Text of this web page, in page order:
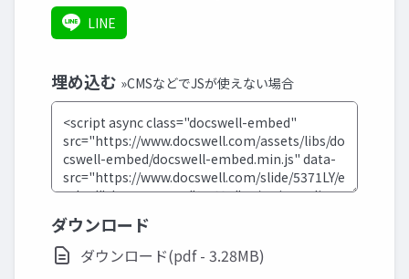
LINE
埋め込む »CMSなどでJSが使えない場合
ダウンロード
ダウンロード(pdf - 3.28MB)